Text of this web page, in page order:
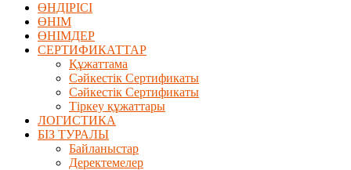
ӨНДІРІСІ
ӨНІМ
ӨHIМДЕР
СЕРТИФИКАТТАР
Құжаттама
Сәйкестік Сертификаты
Сәйкестік Сертификаты
Тіркеу құжаттары
ЛОГИСТИКА
БІЗ ТУРАЛЫ
Байланыстар
Деректемелер